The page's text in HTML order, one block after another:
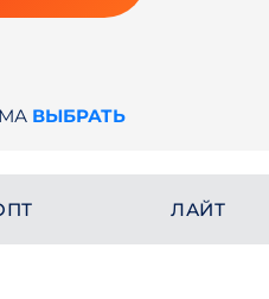
ВЫБРАТЬ
ЛАЙТ